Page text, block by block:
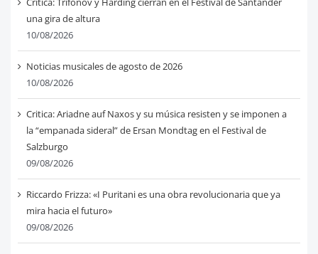
una gira de altura
10/08/2026
Noticias musicales de agosto de 2026
10/08/2026
Critica: Ariadne auf Naxos y su música resisten y se imponen a
la “empanada sideral” de Ersan Mondtag en el Festival de
Salzburgo
09/08/2026
Riccardo Frizza: «I Puritani es una obra revolucionaria que ya
mira hacia el futuro»
09/08/2026